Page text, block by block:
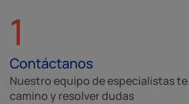
1
Contáctanos
Nuestro equipo de especialistas
camino y resolver dudas